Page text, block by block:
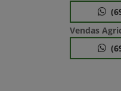
Vendas